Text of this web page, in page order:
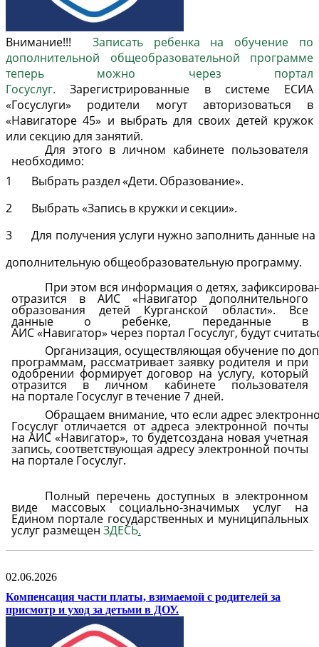
Внимание!!! Записать ребенка на обучение по
дополнительной общеобразовательной программе
теперь можно через портал
Госуслуг. Зарегистрированные в системе ЕСИА
«Госуслуги» родители могут авторизоваться в
«Навигаторе 45» и выбрать для своих детей кружок
или секцию для занятий.
Для этого в личном кабинете пользователя
необходимо:
1
Выбрать раздел«Дети. Образование».
2
Выбрать«Записьв кружки и секции».
3
Для получения услуги нужно заполнитьданные на
дополнительную общеобразовательную программу.
При этом вся информация о детях,
отразится в АИС «Навигатор дополнительного
образования детей Курганской области». Все
данные о ребенке, переданные в
АИС«Навигатор» через портал Госуслуг, будут
Организация, осуществляющая обучение по
программам, рассматривает заявку родителя и при
одобрении формирует договор на услугу, который
отразится в личном кабинете пользователя
на портале Госуслуг втечение7 дней.
Обращаем внимание, что если адрес
Госуслуг отличается от адреса электронной почты
на АИС «Навигатор», то будетсоздана новая учетная
запись, соответствующая адресу электронной почты
на портале Госуслуг.
Полный перечень доступных в электронном
виде массовых социально-значимых услуг на
Едином портале государственных и муниципальных
услуг размещен ЗДЕСЬ.
02.06.2026
Компенсация части платы, взимаемой с родителей за
присмотр и уход за детьми в ДОУ.